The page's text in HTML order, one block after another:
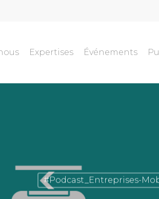
Expertises Événements
#Podcast_Entreprises-